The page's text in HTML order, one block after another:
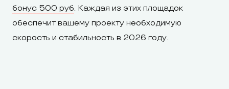
бонус 500 руб. Каждая из этих площадок
обеспечит вашему проекту необходимую
скорость и стабильность в 2026 году.